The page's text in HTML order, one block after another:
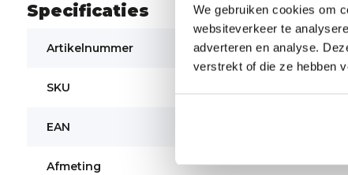
We gebruiken cookies om
websiteverkeer te
adverteren en analyse.
verstrekt of die ze hebben
Specificaties
Artikelnummer
SKU
EAN
Afmeting